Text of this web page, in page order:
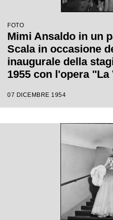
FOTO
Mimi Ansaldo in un
Scala in occasione
inaugurale della
1955 con l'opera "La
Votto, con la regia di
07 DICEMBRE 1954